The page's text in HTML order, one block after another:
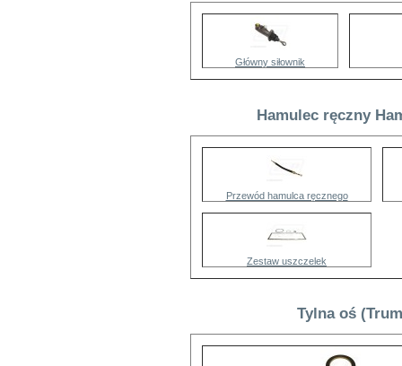
Główny siłownik
Hamulec ręczny
Przewód hamulca ręcznego
Zestaw uszczelek
Tylna oś